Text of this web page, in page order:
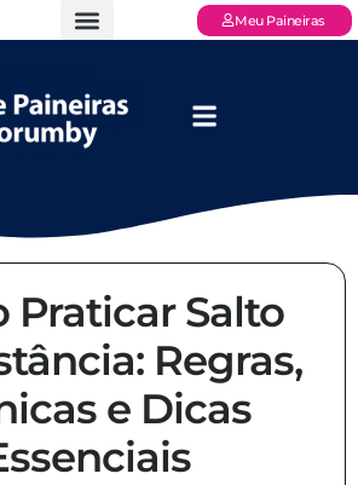
Meu Paineiras
Praticar Salto
Regras,
e Dicas